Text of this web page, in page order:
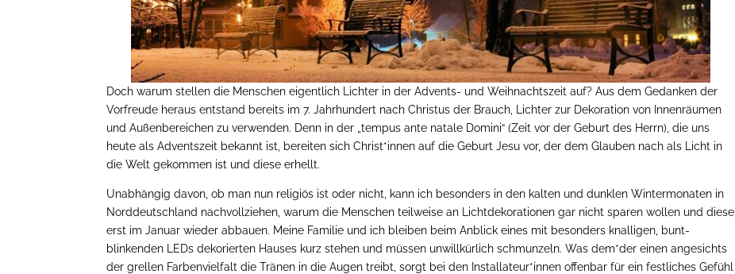
Doch warum stellen die Menschen eigentlich Lichter in der Advents- und Weihnachtszeit auf? Aus dem Gedanken der
Vorfreude heraus entstand bereits im 7. Jahrhundert nach Christus der Brauch, Lichter zur Dekoration von Innenräumen
und Außenbereichen zu verwenden. Denn in der „tempus ante natale Domini“ (Zeit vor der Geburt des Herrn), die uns
heute als Adventszeit bekannt ist, bereiten sich Christ*innen auf die Geburt Jesu vor, der dem Glauben nach als Licht in
die Welt gekommen ist und diese erhellt.
Unabhängig davon, ob man nun religiös ist oder nicht, kann ich besonders in den kalten und dunklen Wintermonaten in
Norddeutschland nachvollziehen, warum die Menschen teilweise an Lichtdekorationen gar nicht sparen wollen und diese
erst im Januar wieder abbauen. Meine Familie und ich bleiben beim Anblick eines mit besonders knalligen, bunt-
blinkenden LEDs dekorierten Hauses kurz stehen und müssen unwillkürlich schmunzeln. Was dem*der einen angesichts
der grellen Farbenvielfalt die Tränen in die Augen treibt, sorgt bei den Installateur*innen offenbar für ein festliches Gefühl